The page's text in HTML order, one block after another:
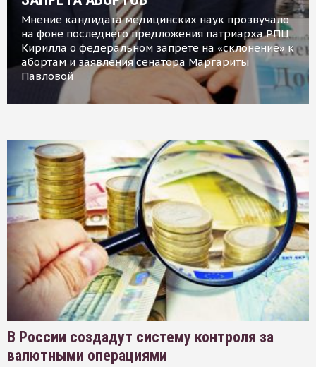
Мнение кандидата медицинских наук прозвучало
на фоне последнего предложения патриарха РПЦ
Кирилла о федеральном запрете на «склонение» к
абортам и заявления сенатора Маргариты
Павловой
В России создадут систему контроля за
валютными операциями